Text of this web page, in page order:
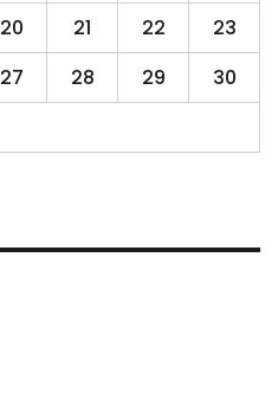
20 21 22
23
27 28 29
30